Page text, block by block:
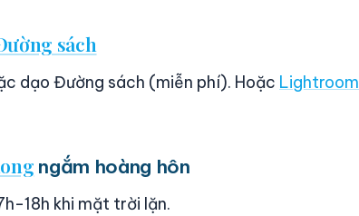
sách
dạo Đường sách (miễn phí). Hoặc Lightroom
ngắm hoàng hôn
18h khi mặt trời lặn.